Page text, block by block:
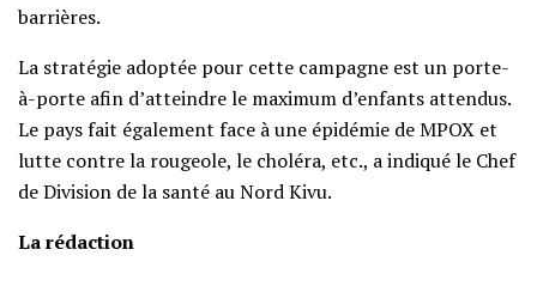
barrières.
La stratégie adoptée pour cette campagne est un porte-
à-porte afin d’atteindre le maximum d’enfants attendus.
Le pays fait également face à une épidémie de MPOX et
lutte contre la rougeole, le choléra, etc., a indiqué le Chef
de Division de la santé au Nord Kivu.
La rédaction